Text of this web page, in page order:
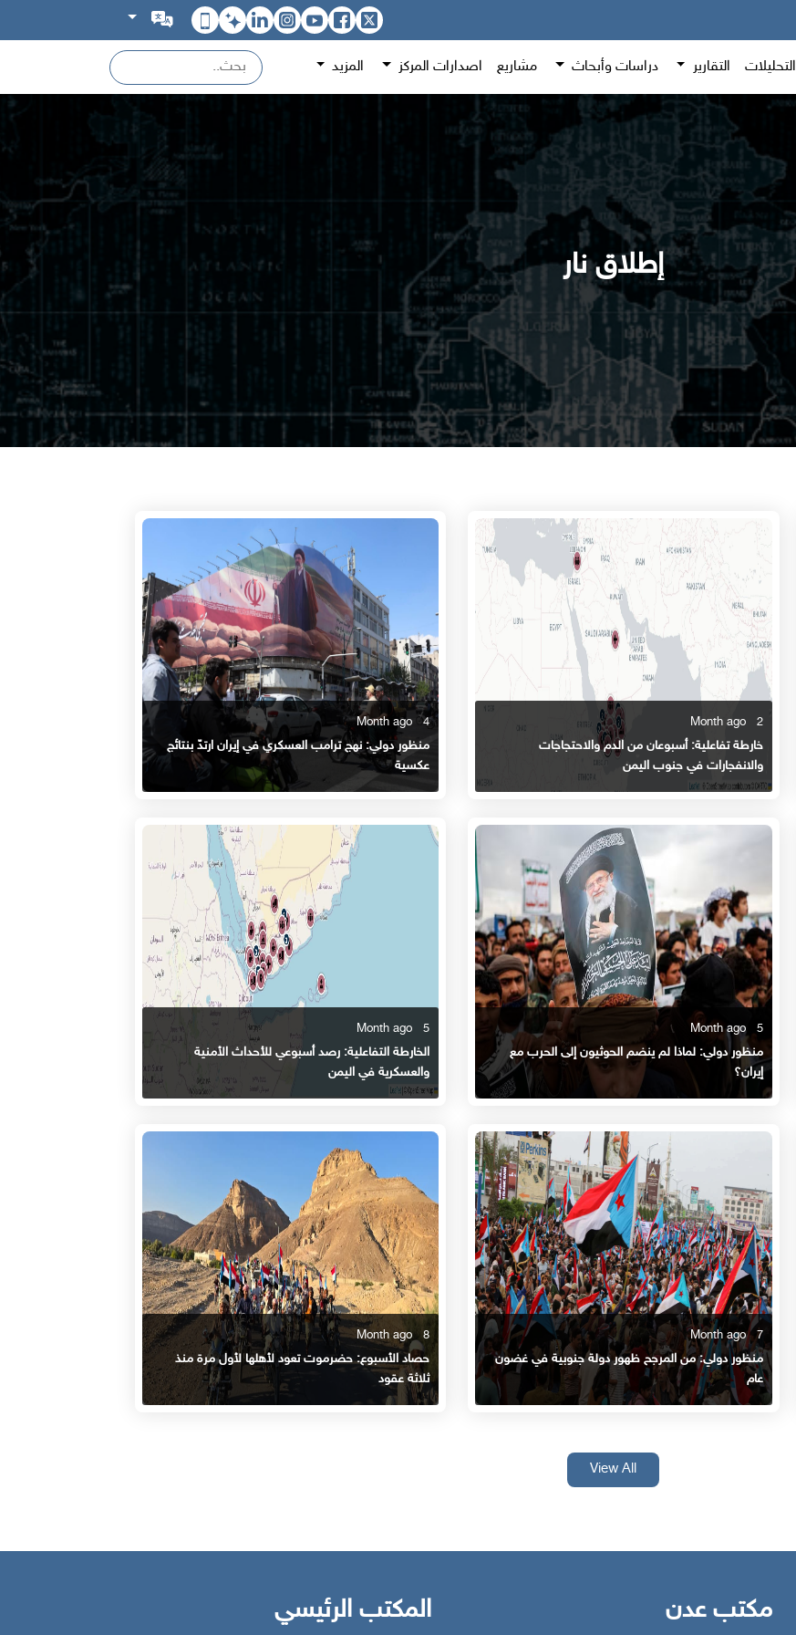
التحليلات التقارير دراسات وأبحاث مشاريع اصدارات المركز المزيد
إطلاق نار
2 Month ago
خارطة تفاعلية: أسبوعان من الدم والاحتجاجات
والانفجارات في جنوب اليمن
4 Month ago
منظور دولي: نهج ترامب العسكري في إيران ارتدّ بنتائج
عكسية
5 Month ago
منظور دولي: لماذا لم ينضم الحوثيون إلى الحرب مع
إيران؟
5 Month ago
الخارطة التفاعلية: رصد أسبوعي للأحداث الأمنية
والعسكرية في اليمن
7 Month ago
منظور دولي: من المرجح ظهور دولة جنوبية في غضون
عام
8 Month ago
حصاد الأسبوع: حضرموت تعود لأهلها لأول مرة منذ
ثلاثة عقود
View All
مكتب عدن المكتب الرئيسي